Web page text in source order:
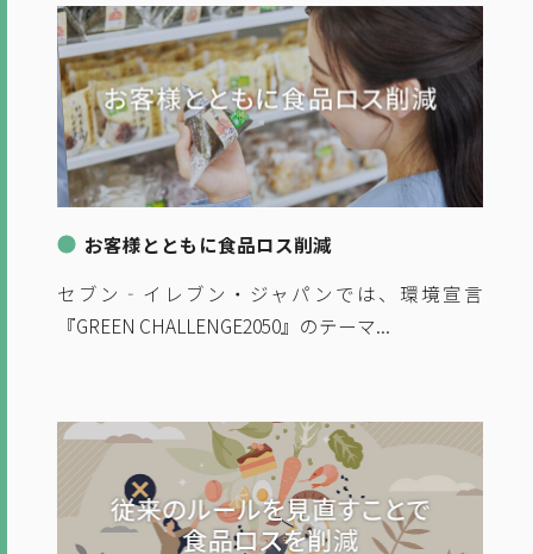
お客様とともに食品ロス削減
セブン‐イレブン・ジャパンでは、環境宣言
『GREEN CHALLENGE2050』のテーマ...